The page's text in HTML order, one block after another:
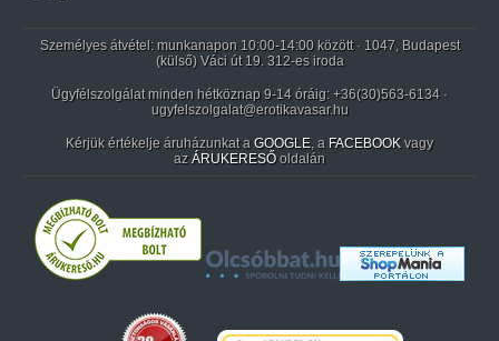
Személyes átvétel: munkanapon 10:00-14:00 között · 1047, Budapest
(külső) Váci út 19. 312-es iroda
Ügyfélszolgálat minden hétköznap 9-14 óráig: +36(30)563-6134 ·
ugyfelszolgalat@erotikavasar.hu
Kérjük értékelje áruházunkat a GOOGLE, a FACEBOOK vagy
az ÁRUKERESŐ oldalán